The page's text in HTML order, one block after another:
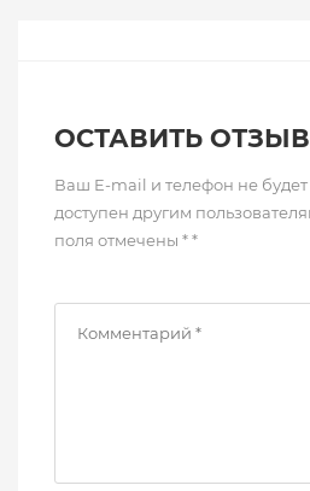
ОСТАВИТЬ ОТЗЫВ
Ваш E-mail и телефон не
доступен другим
поля отмечены * *